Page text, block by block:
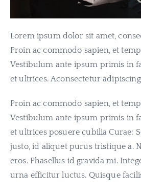
Lorem ipsum dolor sit amet,
Proin ac commodo sapien, et
Vestibulum ante ipsum primis in
et ultrices. Aconsectetur
Proin ac commodo sapien, et
Vestibulum ante ipsum primis in
et ultrices posuere cubilia Curae;
justo, id aliquet purus tristique a.
eros. Phasellus id gravida mi.
urna efficitur luctus. Quisque